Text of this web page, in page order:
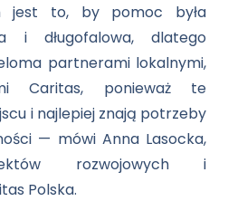
jest to, by pomoc była
i długofalowa, dlatego
partnerami lokalnymi,
Caritas, ponieważ te
i najlepiej znają potrzeby
— mówi Anna Lasocka,
rozwojowych i
Polska.